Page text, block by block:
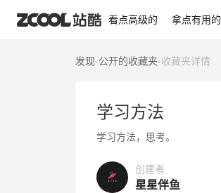
看点高级的 拿点有用的
发现-公开的收藏夹-收藏夹详情
学习方法
学习方法，思考。
创建者
星星伴鱼
学习方法